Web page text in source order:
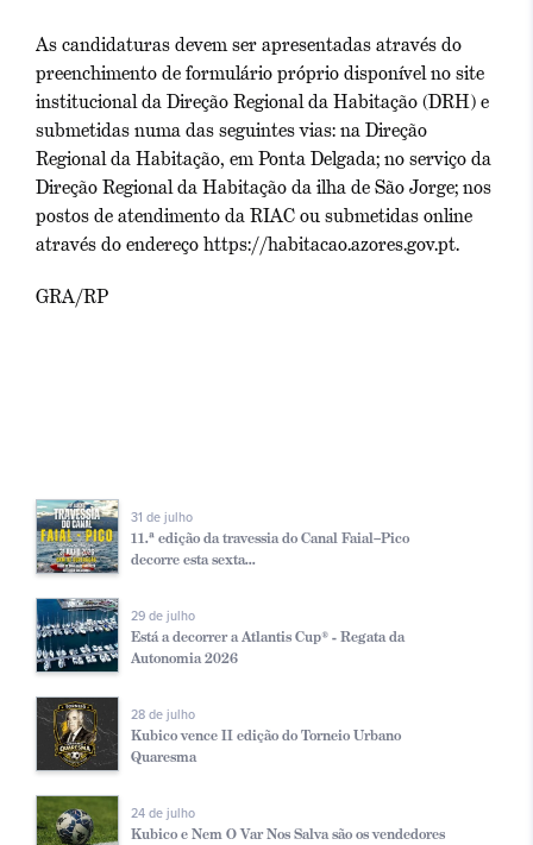
As candidaturas devem ser apresentadas através do
preenchimento de formulário próprio disponível no site
institucional da Direção Regional da Habitação (DRH) e
submetidas numa das seguintes vias: na Direção
Regional da Habitação, em Ponta Delgada; no serviço da
Direção Regional da Habitação da ilha de São Jorge; nos
postos de atendimento da RIAC ou submetidas online
através do endereço https://habitacao.azores.gov.pt.
GRA/RP
31 de julho
11.ª edição da travessia do Canal Faial–Pico
decorre esta sexta...
29 de julho
Está a decorrer a Atlantis Cup® - Regata da
Autonomia 2026
28 de julho
Kubico vence II edição do Torneio Urbano
Quaresma
24 de julho
Kubico e Nem O Var Nos Salva são os vendedores